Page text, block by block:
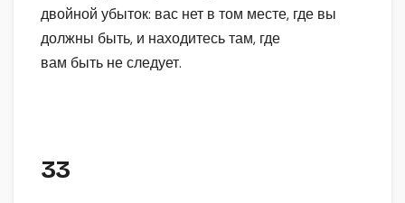
двойной убыток: вас нет в том месте, где вы
должны быть, и находитесь там, где
вам быть не следует.
33